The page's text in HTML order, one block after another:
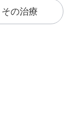
その治療